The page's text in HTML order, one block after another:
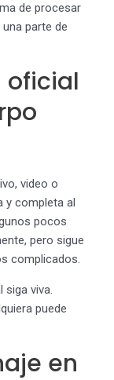
de procesar
parte de
oficial
video o
y completa al
pocos
pero sigue
complicados.
siga viva.
puede
en